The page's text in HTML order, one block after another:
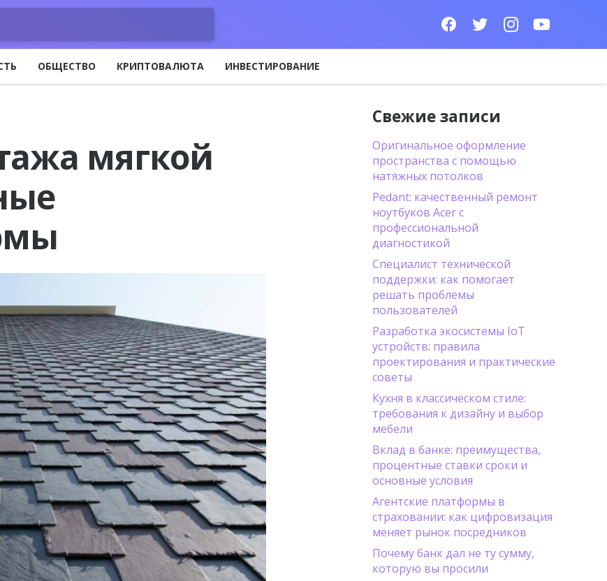
ОБЩЕСТВО КРИПТОВАЛЮТА ИНВЕСТИРОВАНИЕ
мягкой
Свежие записи
Оригинальное оформление
пространства с помощью
натяжных потолков
Pedant: качественный ремонт
ноутбуков Acer с
профессиональной
диагностикой
Специалист технической
поддержки: как помогает
решать проблемы
пользователей
Разработка экосистемы IoT
устройств: правила
проектирования и практические
советы
Кухня в классическом стиле:
требования к дизайну и выбор
мебели
Вклад в банке: преимущества,
процентные ставки сроки и
основные условия
Агентские платформы в
страховании: как цифровизация
меняет рынок посредников
Почему банк дал не ту сумму,
которую вы просили